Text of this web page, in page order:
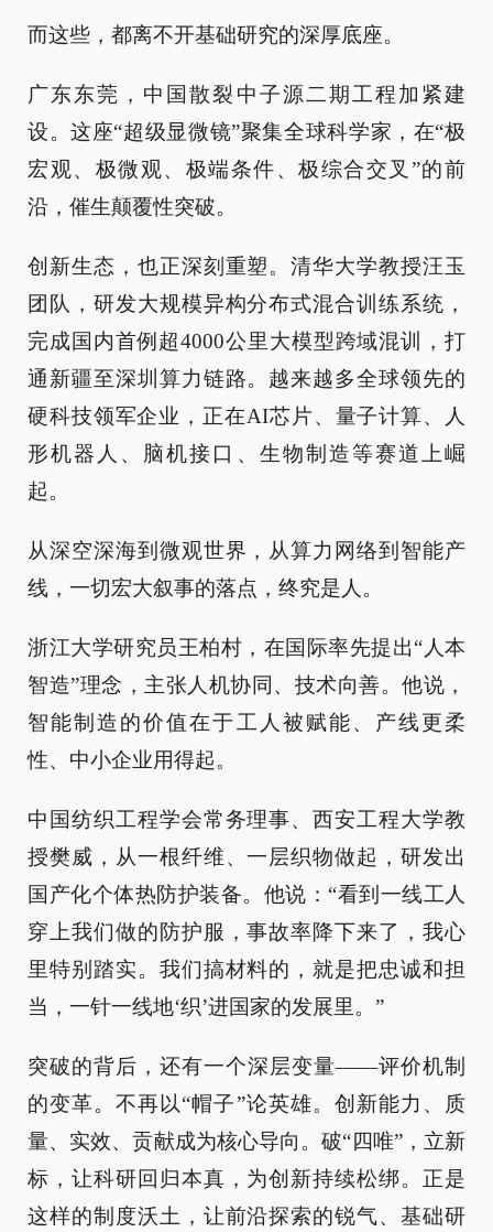
而这些，都离不开基础研究的深厚底座。
广东东莞，中国散裂中子源二期工程加紧建
设。这座“超级显微镜”聚集全球科学家，在“极
宏观、极微观、极端条件、极综合交叉”的前
沿，催生颠覆性突破。
创新生态，也正深刻重塑。清华大学教授汪玉
团队，研发大规模异构分布式混合训练系统，
完成国内首例超4000公里大模型跨域混训，打
通新疆至深圳算力链路。越来越多全球领先的
硬科技领军企业，正在AI芯片、量子计算、人
形机器人、脑机接口、生物制造等赛道上崛
起。
从深空深海到微观世界，从算力网络到智能产
线，一切宏大叙事的落点，终究是人。
浙江大学研究员王柏村，在国际率先提出“人本
智造”理念，主张人机协同、技术向善。他说，
智能制造的价值在于工人被赋能、产线更柔
性、中小企业用得起。
中国纺织工程学会常务理事、西安工程大学教
授樊威，从一根纤维、一层织物做起，研发出
国产化个体热防护装备。他说：“看到一线工人
穿上我们做的防护服，事故率降下来了，我心
里特别踏实。我们搞材料的，就是把忠诚和担
当，一针一线地‘织’进国家的发展里。”
突破的背后，还有一个深层变量——评价机制
的变革。不再以“帽子”论英雄。创新能力、质
量、实效、贡献成为核心导向。破“四唯”，立新
标，让科研回归本真，为创新持续松绑。正是
这样的制度沃土，让前沿探索的锐气、基础研